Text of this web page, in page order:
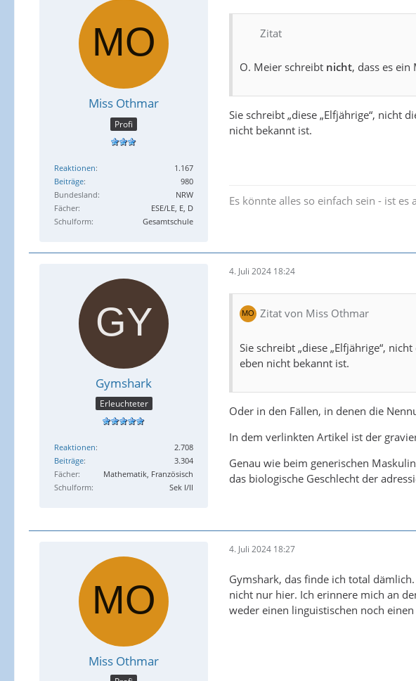
Miss Othmar
Profi
Reaktionen
1.167
Beiträge
980
Bundesland
NRW
Fächer
ESE/LE, E, D
Schulform
Gesamtschule
Zitat
O. Meier schreibt nicht, dass es ein
Sie schreibt „diese „Elfjährige“, nicht
nicht bekannt ist.
Es könnte alles so einfach sein - ist es
Gymshark
Erleuchteter
Reaktionen
2.708
Beiträge
3.304
Fächer
Mathematik, Französisch
Schulform
Sek I/II
4. Juli 2024 18:24
Zitat von Miss Othmar
Sie schreibt „diese „Elfjährige“,
eben nicht bekannt ist.
Oder in den Fällen, in denen die
In dem verlinkten Artikel ist der
Genau wie beim generischen
das biologische Geschlecht der
Miss Othmar
4. Juli 2024 18:27
Gymshark, das finde ich total
nicht nur hier. Ich erinnere mich an
weder einen linguistischen noch